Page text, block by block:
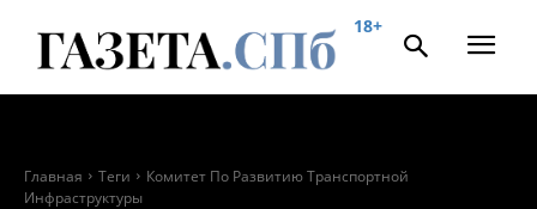
18+
Главная Теги
Комитет По Развитию Транспортной
Инфраструктуры